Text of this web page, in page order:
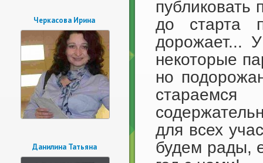
Черкасова Ирина
Данилина Татьяна
до старта
дорожает...
некоторые
но
для всех
будем рады,